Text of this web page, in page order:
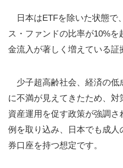
日本はETFを除いた状態で
ス・ファンドの比率が10%
金流入が著しく増えている証
少子超高齢社会、経済の低
に不満が見えてきたため、対
資産運用を促す政策が強調
例を取り込み、日本でも成人
券口座を持つ想定です。